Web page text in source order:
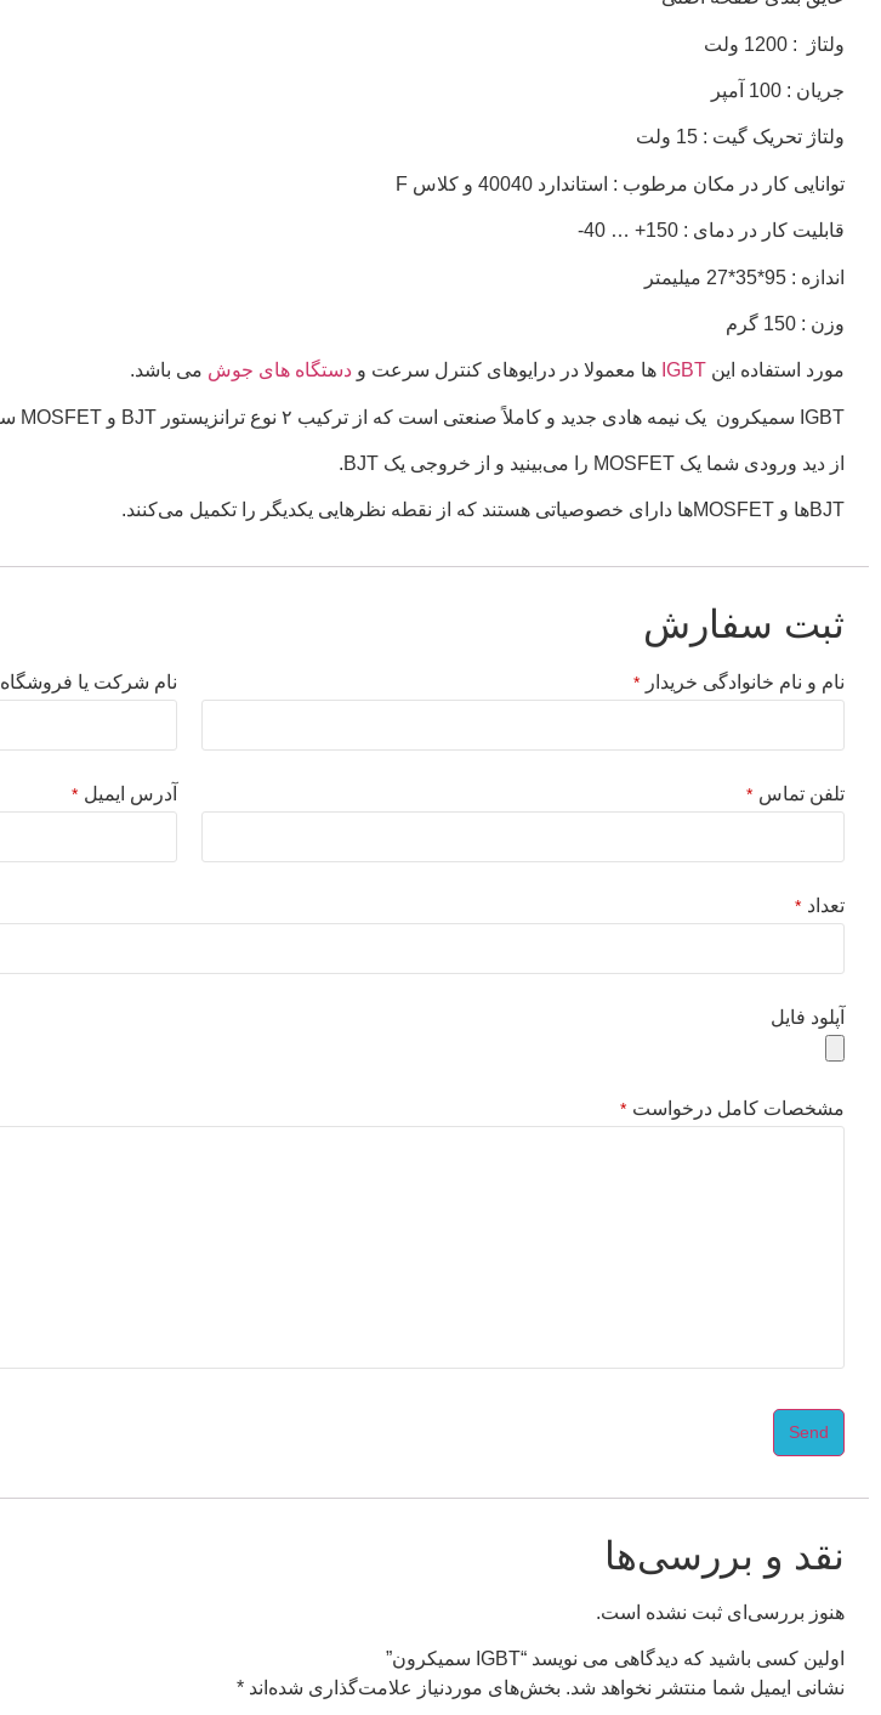
ولتاژ : 1200 ولت
جریان : 100 آمپر
ولتاژ تحریک گیت : 15 ولت
توانایی کار در مکان مرطوب : استاندارد 40040 و کلاس F
قابلیت کار در دمای : 150+ … 40-
اندازه : 95*35*27 میلیمتر
وزن : 150 گرم
مورد استفاده این IGBT ها معمولا در درایوهای کنترل سرعت و دستگاه های جوش می باشد.
IGBT سمیکرون یک نیمه هادی جدید و کاملاً صنعتی است که از ترکیب ۲ نوع ترانزیستور BJT و MOSFET ساخته شده است.
از دید ورودی شما یک MOSFET را می‌بینید و از خروجی یک BJT.
BJTها و MOSFETها دارای خصوصیاتی هستند که از نقطه نظرهایی یکدیگر را تکمیل می‌کنند.
ثبت سفارش
نام و نام خانوادگی خریدار *
تلفن تماس *
نام شرکت یا فروشگاه
آدرس ایمیل *
تعداد *
آپلود فایل
مشخصات کامل درخواست *
Send
field
be left
blank
نقد و بررسی‌ها
هنوز بررسی‌ای ثبت نشده است.
اولین کسی باشید که دیدگاهی می نویسد “IGBT سمیکرون”
نشانی ایمیل شما منتشر نخواهد شد. بخش‌های موردنیاز علامت‌گذاری شده‌اند *